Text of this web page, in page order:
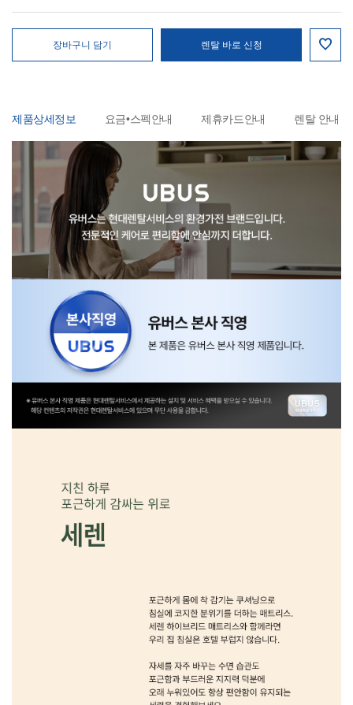
장바구니 담기 렌탈 바로 신청
제품상세정보 요금•스펙안내 제휴카드안내 렌탈 안내